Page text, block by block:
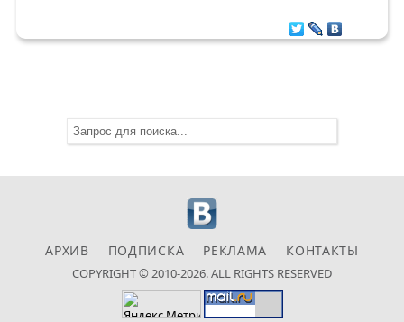
АРХИВ ПОДПИСКА РЕКЛАМА КОНТАКТЫ
COPYRIGHT © 2010-2026. ALL RIGHTS RESERVED